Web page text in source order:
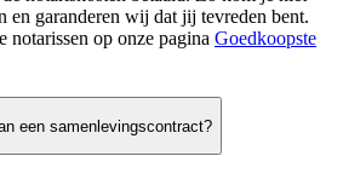
en garanderen wij dat jij tevreden bent.
notarissen op onze pagina Goedkoopste
een samenlevingscontract?